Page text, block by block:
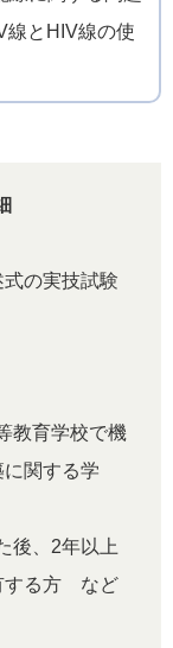
線とHIV線の使
の実技試験
教育学校で機
関する学
後、2年以上
する方 など